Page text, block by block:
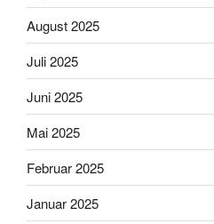
August 2025
Juli 2025
Juni 2025
Mai 2025
Februar 2025
Januar 2025